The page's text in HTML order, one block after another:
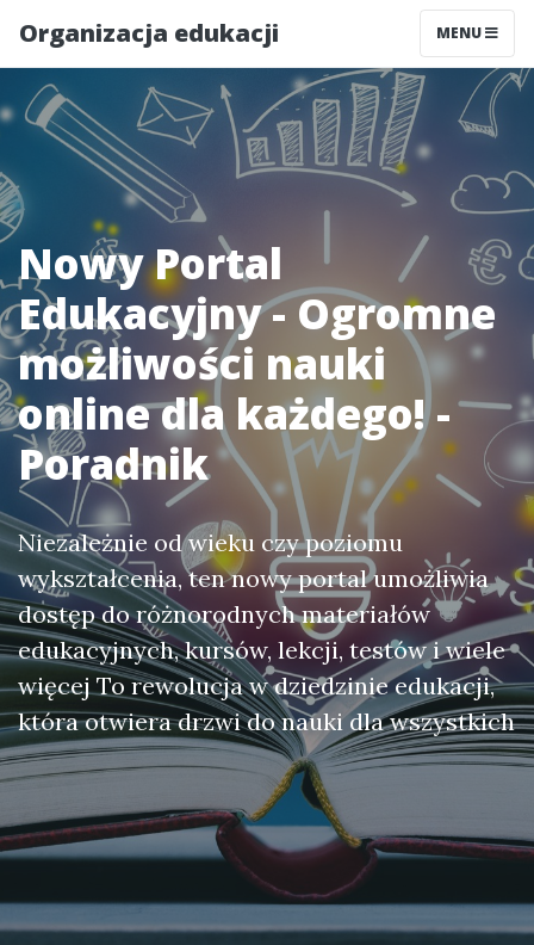
Organizacja edukacji MENU
Nowy Portal
Edukacyjny - Ogromne
możliwości nauki
online dla każdego! -
Poradnik
Niezależnie od wieku czy poziomu
wykształcenia, ten nowy portal umożliwia
dostęp do różnorodnych materiałów
edukacyjnych, kursów, lekcji, testów i wiele
więcej To rewolucja w dziedzinie edukacji,
która otwiera drzwi do nauki dla wszystkich